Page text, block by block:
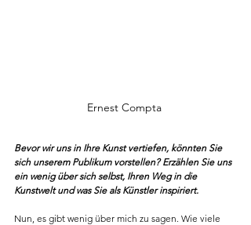
Ernest Compta
Bevor wir uns in Ihre Kunst vertiefen, könnten Sie
sich unserem Publikum vorstellen? Erzählen Sie uns
ein wenig über sich selbst, Ihren Weg in die
Kunstwelt und was Sie als Künstler inspiriert.
Nun, es gibt wenig über mich zu sagen. Wie viele